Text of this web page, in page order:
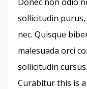
sollicitudin
nec. Quisque
malesuada orci
sollicitudin
Curabitur this is